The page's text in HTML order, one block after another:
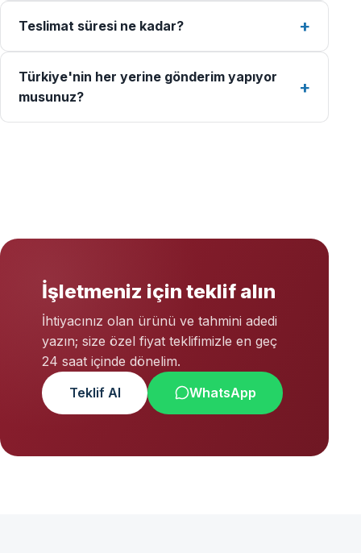
Teslimat süresi ne kadar?
Türkiye'nin her yerine gönderim yapıyor
musunuz?
İşletmeniz için teklif alın
İhtiyacınız olan ürünü ve tahmini adedi
yazın; size özel fiyat teklifimizle en geç
24 saat içinde dönelim.
Teklif Al
WhatsApp